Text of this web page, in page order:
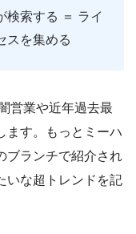
検索する ＝ ライ
スを集める
営業や近年過去最
ます。もっとミーハ
ブランチで紹介され
いな超トレンドを記